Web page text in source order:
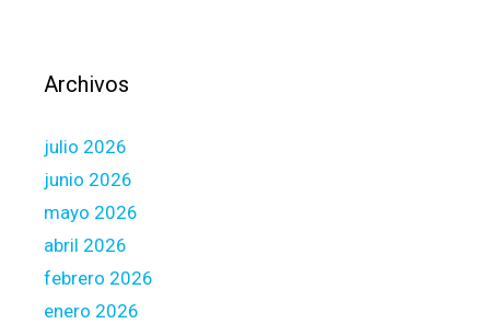
L
n
d
o
a
e
Archivos
julio 2026
junio 2026
mayo 2026
abril 2026
febrero 2026
enero 2026